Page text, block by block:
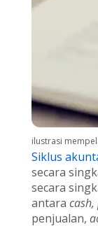
ilustrasi
Siklus
secara
secara
antara
penjualan,